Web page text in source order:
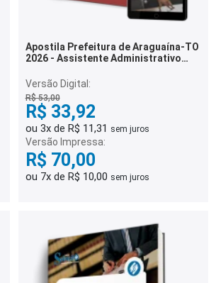
Apostila Prefeitura de Araguaína-TO
2026 - Assistente Administrativo
Versão Digital:
R$ 53,00
R$ 33,92
ou 3x de R$ 11,31 sem juros
Versão Impressa:
R$ 70,00
ou 7x de R$ 10,00 sem juros